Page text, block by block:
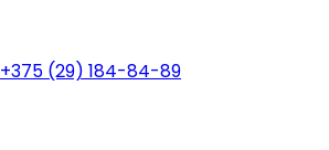
+375 (29) 184-84-89